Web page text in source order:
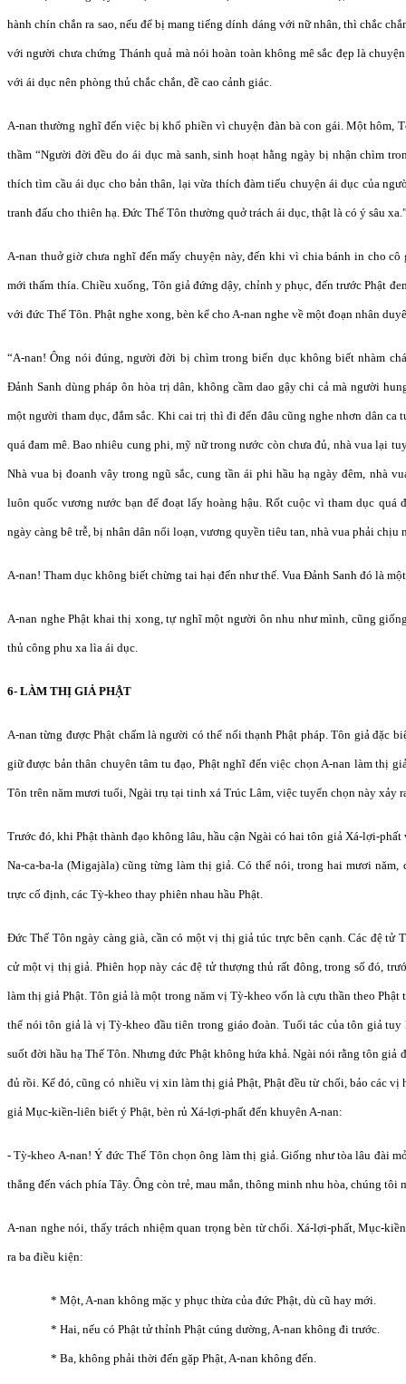
hành chín chắn ra sao, nếu để bị mang tiếng dính dáng với nữ nhân, thì chắc
với người chưa chứng Thánh quả mà nói hoàn toàn không mê sắc đẹp là
với ái dục nên phòng thủ chắc chắn, đề cao cảnh giác.
A-nan thường nghĩ đến việc bị khổ phiền vì chuyện đàn bà con gái. Một hôm,
thầm “Người đời đều do ái dục mà sanh, sinh hoạt hằng ngày bị nhận chìm
thích tìm cầu ái dục cho bản thân, lại vừa thích đàm tiếu chuyện ái dục của
tranh đấu cho thiên hạ. Đức Thế Tôn thường quở trách ái dục, thật là có ý sâu
A-nan thuở giờ chưa nghĩ đến mấy chuyện này, đến khi vì chia bánh in cho
mới thấm thía. Chiều xuống, Tôn giả đứng dậy, chỉnh y phục, đến trước Phật
với đức Thế Tôn. Phật nghe xong, bèn kể cho A-nan nghe về một đoạn nhân
“A-nan! Ông nói đúng, người đời bị chìm trong biển dục không biết nhàm
Đảnh Sanh dùng pháp ôn hòa trị dân, không cầm dao gậy chi cả mà người
một người tham dục, đắm sắc. Khi cai trị thì đi đến đâu cũng nghe nhơn dân ca
quá đam mê. Bao nhiêu cung phi, mỹ nữ trong nước còn chưa đủ, nhà vua lại
Nhà vua bị đoanh vây trong ngũ sắc, cung tần ái phi hầu hạ ngày đêm, nhà
luôn quốc vương nước bạn để đoạt lấy hoàng hậu. Rốt cuộc vì tham dục quá
ngày càng bê trễ, bị nhân dân nổi loạn, vương quyền tiêu tan, nhà vua phải chịu
A-nan! Tham dục không biết chừng tai hại đến như thế. Vua Đảnh Sanh đó là
A-nan nghe Phật khai thị xong, tự nghĩ một người ôn nhu như mình, cũng
thủ công phu xa lìa ái dục.
6- LÀM THỊ GIẢ PHẬT
A-nan từng được Phật chấm là người có thể nối thạnh Phật pháp. Tôn giả đặc
giữ được bản thân chuyên tâm tu đạo, Phật nghĩ đến việc chọn A-nan làm thị
Tôn trên năm mươi tuổi, Ngài trụ tại tinh xá Trúc Lâm, việc tuyển chọn này xảy
Trước đó, khi Phật thành đạo không lâu, hầu cận Ngài có hai tôn giả Xá-lợi-
Na-ca-ba-la (Migajàla) cũng từng làm thị giả. Có thể nói, trong hai mươi
trực cố định, các Tỳ-kheo thay phiên nhau hầu Phật.
Đức Thế Tôn ngày càng già, cần có một vị thị giả túc trực bên cạnh. Các đệ tử
cử một vị thị giả. Phiên họp này các đệ tử thượng thủ rất đông, trong số đó,
làm thị giả Phật. Tôn giả là một trong năm vị Tỳ-kheo vốn là cựu thần theo
thể nói tôn giả là vị Tỳ-kheo đầu tiên trong giáo đoàn. Tuổi tác của tôn giả
suốt đời hầu hạ Thế Tôn. Nhưng đức Phật không hứa khả. Ngài nói rằng tôn giả
đủ rồi. Kế đó, cũng có nhiều vị xin làm thị giả Phật, Phật đều từ chối, bảo các vị
giả Mục-kiền-liên biết ý Phật, bèn rủ Xá-lợi-phất đến khuyên A-nan:
- Tỳ-kheo A-nan! Ý đức Thế Tôn chọn ông làm thị giả. Giống như tòa lâu đài
thẳng đến vách phía Tây. Ông còn trẻ, mau mắn, thông minh nhu hòa, chúng tôi
A-nan nghe nói, thấy trách nhiệm quan trọng bèn từ chối. Xá-lợi-phất, Mục-
ra ba điều kiện:
* Một, A-nan không mặc y phục thừa của đức Phật, dù cũ hay mới.
* Hai, nếu có Phật tử thỉnh Phật cúng dường, A-nan không đi trước.
* Ba, không phải thời đến gặp Phật, A-nan không đến.